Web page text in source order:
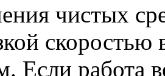
чистых
Если работа